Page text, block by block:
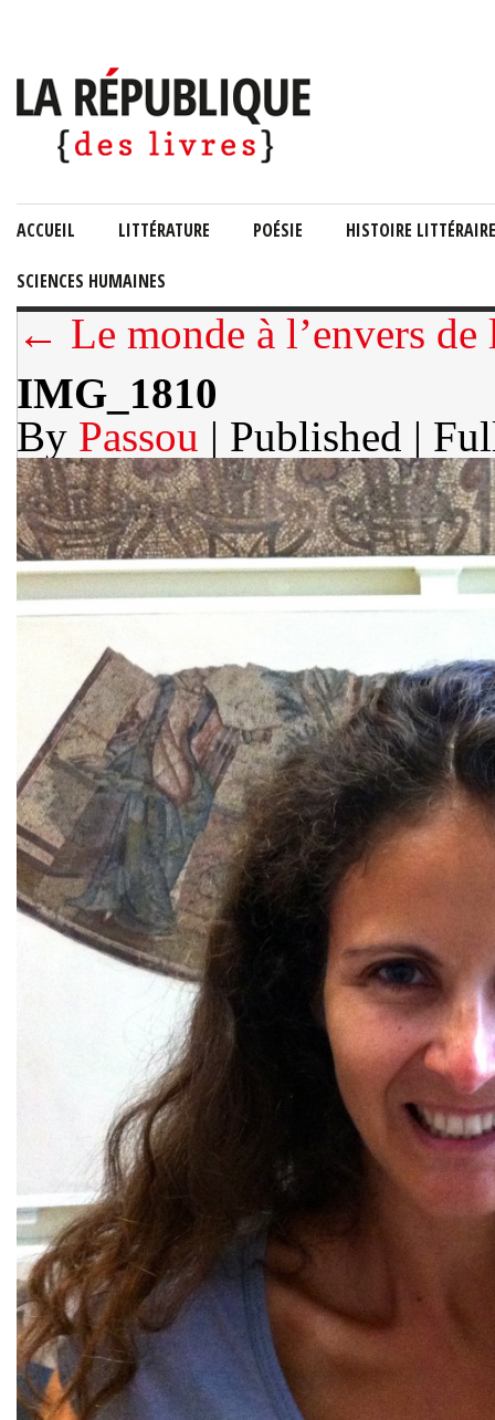
ACCUEIL LITTÉRATURE POÉSIE HISTOIRE LITTÉRAIRE
SCIENCES HUMAINES
← Le monde à l’envers de
IMG_1810
By Passou | Published |